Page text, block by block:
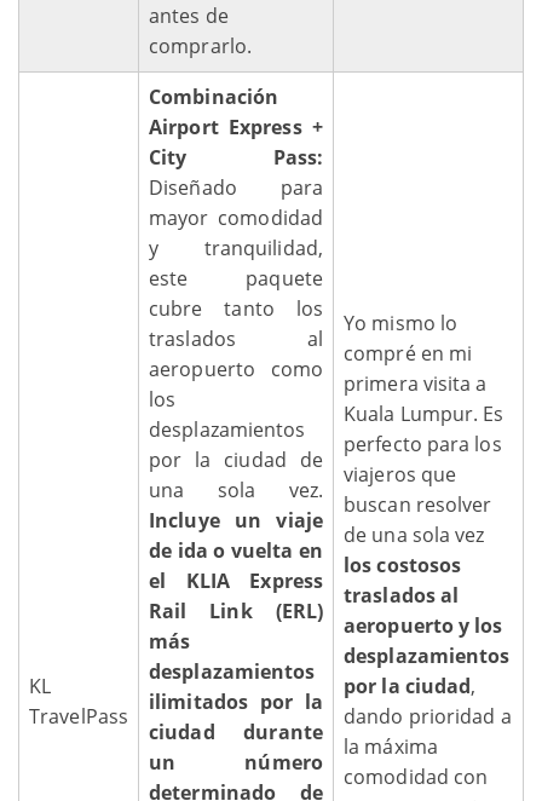
antes de
comprarlo.
KL
TravelPass
Combinación
Airport Express +
City Pass:
Diseñado para
mayor comodidad
y tranquilidad,
este paquete
cubre tanto los
traslados al
aeropuerto como
los
desplazamientos
por la ciudad de
una sola vez.
Incluye un viaje
de ida o vuelta en
el KLIA Express
Rail Link (ERL)
más
desplazamientos
ilimitados por la
ciudad durante
un número
determinado de
Yo mismo lo
compré en mi
primera visita a
Kuala Lumpur. Es
perfecto para los
viajeros que
buscan resolver
de una sola vez
los costosos
traslados al
aeropuerto y los
desplazamientos
por la ciudad,
dando prioridad a
la máxima
comodidad con